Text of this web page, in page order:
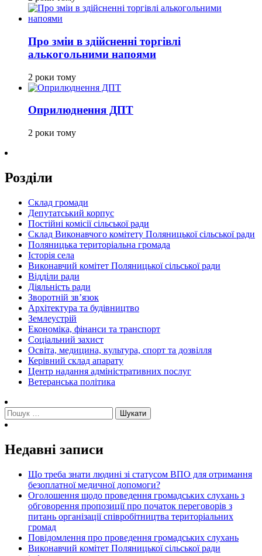
Про зміи в здійсненні торгівлі
алькогольними напоями
2 роки тому
Оприлюднення ДПТ
2 роки тому
Розділи
Склад громади
Депутатський корпус
Постійні комісії сільської ради
Склад Виконавчого комітету Поляницької сільської ради
Поляницька територіальна громада
Історія села
Виконавчий комітет Поляницької сільської ради
Відділи ради
Діяльність ради
Зворотній зв’язок
Архітектура та будівництво
Землеустрій
Економіка, фінанси та транспорт
Соціальний захист
Освіта, медицина, культура, спорт та дозвілля
Керівний склад апарату
Центр надання адміністративних послуг
Ветеранська політика
Пошук:
Недавні записи
Що треба знати людині зі статусом ВПО для отримання
безоплатної медичної допомоги?
Оголошення щодо проведення громадських слухань з
обговорення пропозиції про початок переговорів з
питань організації співробітництва територіальних
громад
Повідомлення про проведення громадських слухань
Виконавчий комітет Поляницької сільської ради